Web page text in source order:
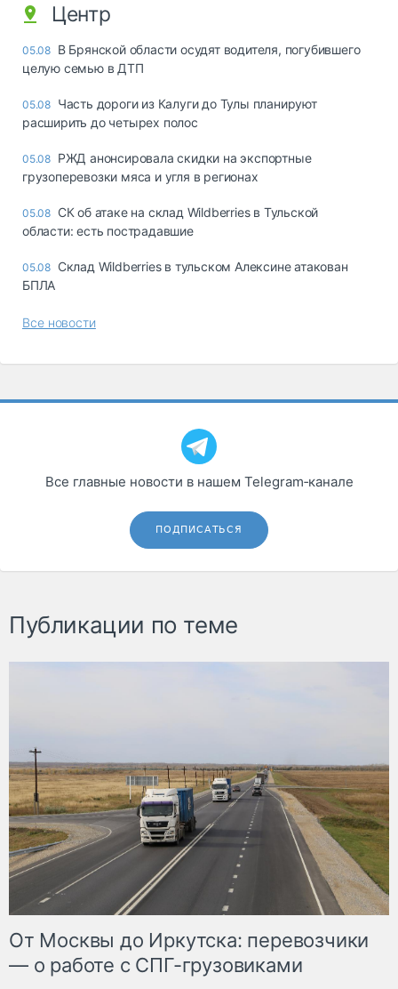
Центр
05.08 В Брянской области осудят водителя, погубившего
целую семью в ДТП
05.08 Часть дороги из Калуги до Тулы планируют
расширить до четырех полос
05.08 РЖД анонсировала скидки на экспортные
грузоперевозки мяса и угля в регионах
05.08 СК об атаке на склад Wildberries в Тульской
области: есть пострадавшие
05.08 Склад Wildberries в тульском Алексине атакован
БПЛА
Все новости
Все главные новости в нашем Telegram‑канале
ПОДПИСАТЬСЯ
Публикации по теме
От Москвы до Иркутска: перевозчики
— о работе с СПГ-грузовиками